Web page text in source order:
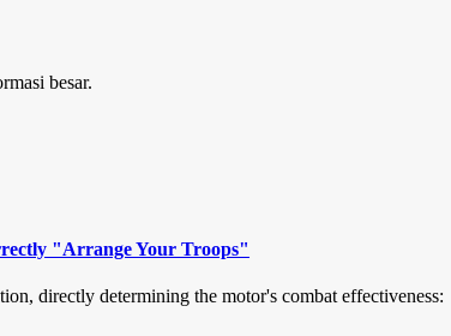
besar.
"Arrange Your Troops"
directly determining the motor's combat effectiveness: